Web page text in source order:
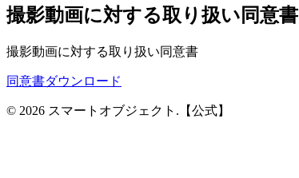
撮影動画に対する取り扱い同意書
撮影動画に対する取り扱い同意書
同意書ダウンロード
© 2026 スマートオブジェクト.【公式】